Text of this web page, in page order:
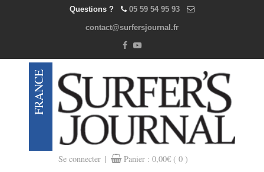
Questions ? 05 59 54 95 93
contact@surfersjournal.fr
Se connecter | Panier : 0,00€ ( 0 )